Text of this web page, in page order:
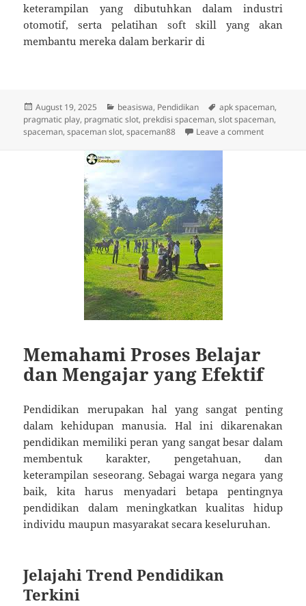
keterampilan yang dibutuhkan dalam industri
otomotif, serta pelatihan soft skill yang akan
membantu mereka dalam berkarir di
Posted
on
August 19, 2025 Categories
beasiswa, Pendidikan Tags
apk spaceman,
pragmatic play, pragmatic slot, prekdisi spaceman,slot spaceman,
spaceman,spaceman slot,spaceman88 Leave a commenton
Memahami Proses Belajar
dan Mengajar yang Efektif
Pendidikan merupakan hal yang sangat penting
dalam kehidupan manusia. Hal ini dikarenakan
pendidikan memiliki peran yang sangat besar dalam
membentuk karakter, pengetahuan, dan
keterampilan seseorang. Sebagai warga negara yang
baik, kita harus menyadari betapa pentingnya
pendidikan dalam meningkatkan kualitas hidup
individu maupun masyarakat secara keseluruhan.
Jelajahi Trend Pendidikan
Terkini